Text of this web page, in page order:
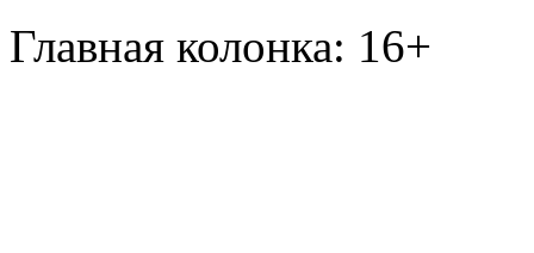
Главная колонка: 16+